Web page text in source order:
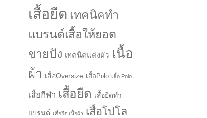
เสื้อยืด เทคนิคทำ
แบรนด์เสื้อให้ยอด
ขายปัง เทคนิคแต่งตัว เนื้อ
ผ้า เสื้อOversize เสื้อPolo เสื้อ Polo
เสื้อกีฬา เสื้อยืด เสื้อยืดทำ
แบรนด์ เสื้อยืด เนื้อผ้า เสื้อโปโล